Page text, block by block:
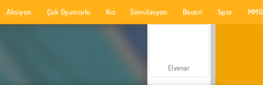
Aksiyon Çok Oyunculu Kız Simülasyon Beceri Spor MMO
Elvenar